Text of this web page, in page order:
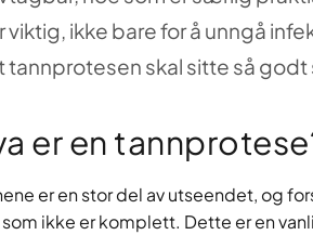
viktig, ikke bare for å unngå
tannprotesen skal sitte så godt
er en
er en stor del av utseendet, og
ikke er komplett. Dette er en